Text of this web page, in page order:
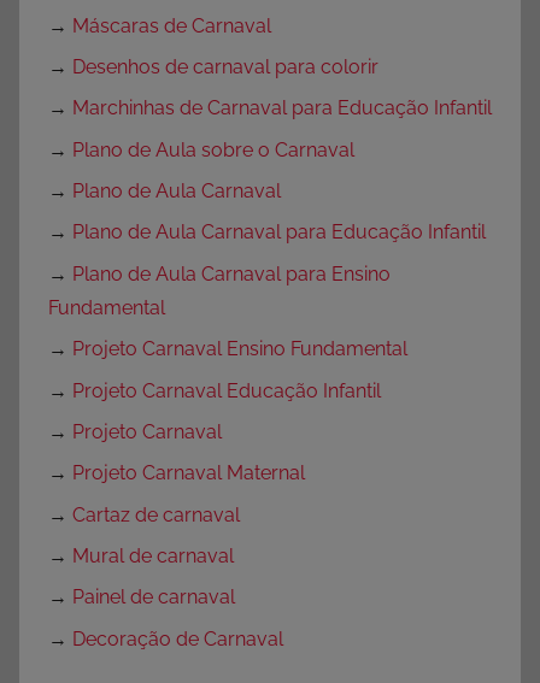
→ Máscaras de Carnaval
→ Desenhos de carnaval para colorir
→ Marchinhas de Carnaval para Educação Infantil
→ Plano de Aula sobre o Carnaval
→ Plano de Aula Carnaval
→ Plano de Aula Carnaval para Educação Infantil
→ Plano de Aula Carnaval para Ensino
Fundamental
→ Projeto Carnaval Ensino Fundamental
→ Projeto Carnaval Educação Infantil
→ Projeto Carnaval
→ Projeto Carnaval Maternal
→ Cartaz de carnaval
→ Mural de carnaval
→ Painel de carnaval
→ Decoração de Carnaval